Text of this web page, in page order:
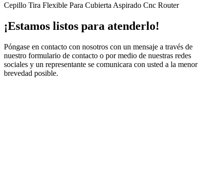
Cepillo Tira Flexible Para Cubierta Aspirado Cnc Router
¡Estamos listos para atenderlo!
Póngase en contacto con nosotros con un mensaje a través de
nuestro formulario de contacto o por medio de nuestras redes
sociales y un representante se comunicara con usted a la menor
brevedad posible.